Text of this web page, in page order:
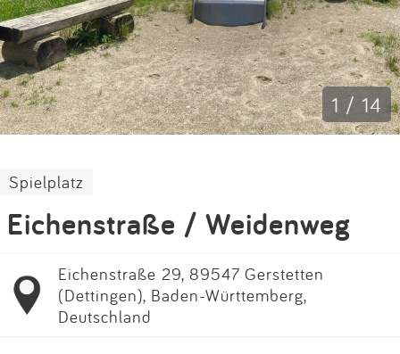
Impressum
Anmelden 1 / 14
Spielplatz
Eichenstraße / Weidenweg
Eichenstraße 29, 89547 Gerstetten
(Dettingen), Baden-Württemberg,
Deutschland